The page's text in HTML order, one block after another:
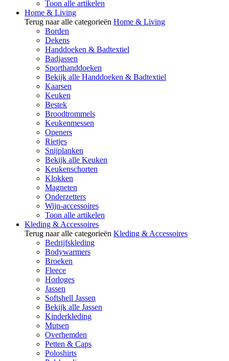
Toon alle artikelen
Home & Living
Terug naar alle categorieën Home & Living
Borden
Dekens
Handdoeken & Badtextiel
Badjassen
Sporthanddoeken
Bekijk alle Handdoeken & Badtextiel
Kaarsen
Keuken
Bestek
Broodtrommels
Keukenmessen
Openers
Rietjes
Snijplanken
Bekijk alle Keuken
Keukenschorten
Klokken
Magneten
Onderzetters
Wijn-accessoires
Toon alle artikelen
Kleding & Accessoires
Terug naar alle categorieën Kleding & Accessoires
Bedrijfskleding
Bodywarmers
Broeken
Fleece
Horloges
Jassen
Softshell Jassen
Bekijk alle Jassen
Kinderkleding
Mutsen
Overhemden
Petten & Caps
Poloshirts